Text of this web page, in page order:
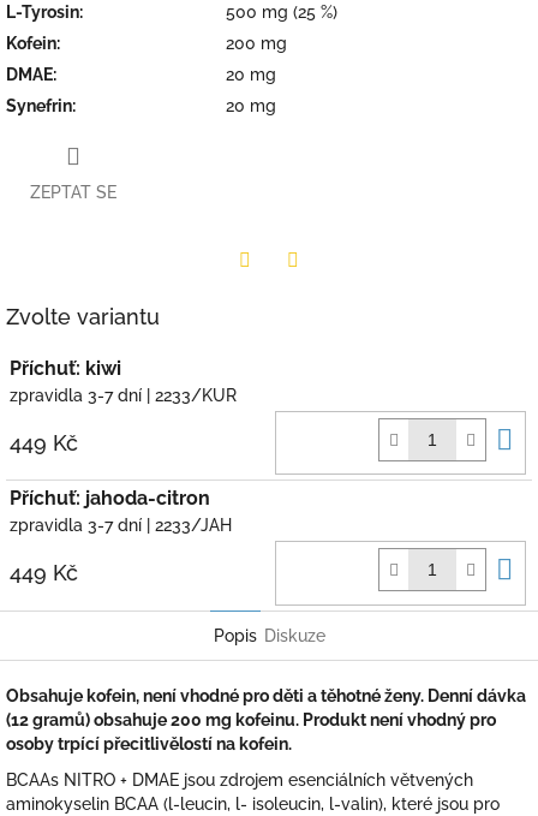
L-Tyrosin:
500 mg (25 %)
Kofein:
200 mg
DMAE:
20 mg
Synefrin: 20 mg
ZEPTAT SE
Zvolte variantu
Příchuť: kiwi
zpravidla 3-7 dní | 2233/KUR
449 Kč
Příchuť: jahoda-citron
zpravidla 3-7 dní | 2233/JAH
449 Kč
Popis Diskuze
Obsahuje kofein, není vhodné pro děti a těhotné ženy. Denní dávka
(12 gramů) obsahuje 200 mg kofeinu. Produkt není vhodný pro
osoby trpící přecitlivělostí na kofein.
BCAAs NITRO + DMAE jsou zdrojem esenciálních větvených
aminokyselin BCAA (l-leucin, l- isoleucin, l-valin), které jsou pro